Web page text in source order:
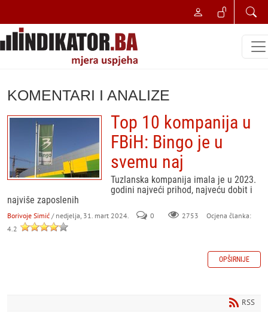
KOMENTARI I ANALIZE
Top 10 kompanija u
FBiH: Bingo je u
svemu naj
Tuzlanska kompanija imala je u 2023.
godini najveći prihod, najveću dobit i
najviše zaposlenih
Borivoje Simić / nedjelja, 31. mart 2024. 0 2753
Ocjena članka:
4.2
OPŠIRNIJE
RSS